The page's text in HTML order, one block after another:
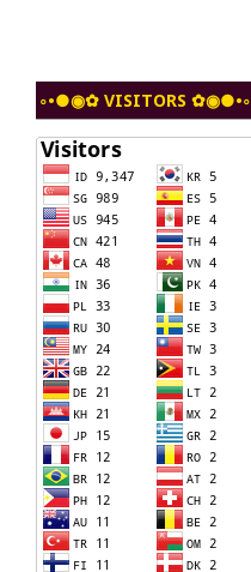
◦•●◉✿ VISITORS ✿◉●•◦